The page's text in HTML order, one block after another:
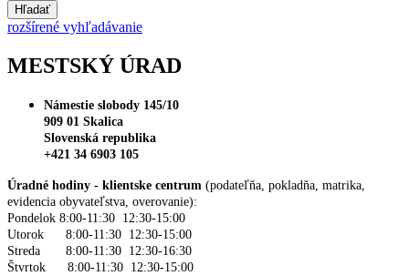
Hľadať
rozšírené vyhľadávanie
MESTSKÝ ÚRAD
Námestie slobody 145/10
909 01 Skalica
Slovenská republika
+421 34 6903 105
Úradné hodiny - klientske centrum (podateľňa, pokladňa, matrika,
evidencia obyvateľstva, overovanie):
Pondelok 8:00-11:30 12:30-15:00
Utorok 8:00-11:30 12:30-15:00
Streda 8:00-11:30 12:30-16:30
Štvrtok 8:00-11:30 12:30-15:00